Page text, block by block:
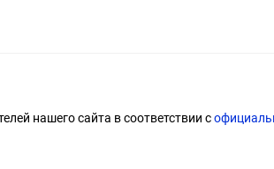
нашего сайта в соответствии с